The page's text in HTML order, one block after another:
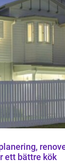
ett bättre kök